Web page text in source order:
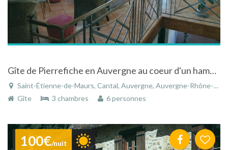
Gîte de Pierrefiche en Auvergne au coeur d'un hameau calme avec très belle vue de la terrasse
Saint-Étienne-de-Maurs, Cantal, Auvergne, Auvergne-Rhône-Alpes, France
Gîte
3 chambres 6 personnes
100€/nuit